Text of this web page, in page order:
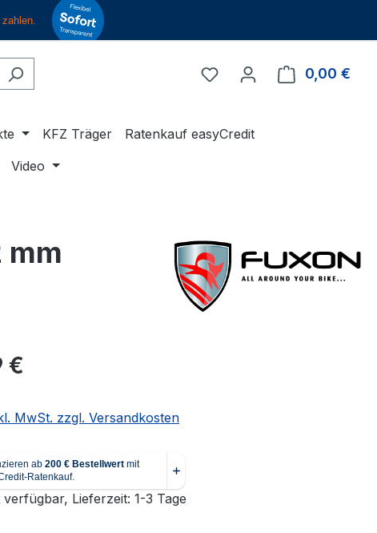
Du hast 0 Produkte auf
0,00 €
KFZ Träger
Ratenkauf easyCredit
Video
mm
€
MwSt. zzgl. Versandkosten
Lieferzeit: 1-3 Tage